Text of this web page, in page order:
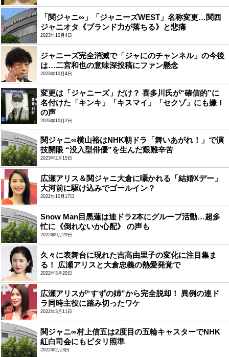
「関ジャニ∞」「ジャニーズWEST」名称変更…関西
ジャニオタ《ブランド力が落ちる》と悲痛
2023年10月4日
ジャニーズ完全消滅で「ジャにのチャンネル」の今後
は…二宮和也の意味深投稿にファン懸念
2023年10月4日
変更は「ジャニーズ」だけ？ 喜多川氏が“確信的”に
名付けた「キンキ」「キスマイ」「セクゾ」にも嫌！
の声
2023年10月2日
関ジャニ∞横山裕はNHK朝ドラ「舞いあがれ！」で演
技開眼 “没入型俳優”を生んだ艱難辛苦
2023年2月15日
広瀬アリス＆関ジャニ大倉に囁かれる「結婚Xデー」
大河前に駆け込みでゴールイン？
2022年10月17日
Snow Man目黒蓮は連ドラ2本にグループ活動…超多
忙に《倒れないか心配》 の声も
2022年9月29日
久々に表舞台に現れた吉高由里子の変化に注目集ま
る！ 広瀬アリスと大倉忠義の熱愛発覚で
2022年3月20日
広瀬アリスが“すずの姉”から完全脱却！ 異例の連ド
ラ同時主役に踏み切ったワケ
2022年3月11日
関ジャニ∞村上信五は2度目の五輪キャスターでNHK
紅白司会にもピタリ照準
2022年2月3日